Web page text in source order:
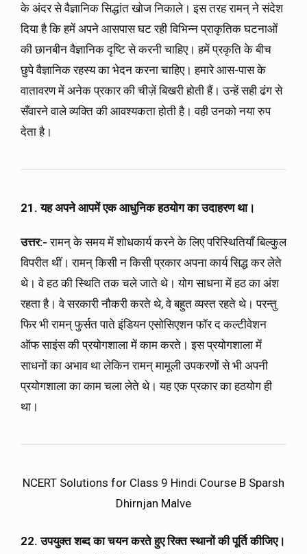
के अंदर से वैज्ञानिक सिद्धांत खोज निकाले। इस तरह रामन् ने संदेश
दिया है कि हमें अपने आसपास घट रही विभिन्न प्राकृतिक घटनाओं
की छानबीन वैज्ञानिक दृष्टि से करनी चाहिए। हमें प्रकृति के बीच
छुपे वैज्ञानिक रहस्य का भेदन करना चाहिए। हमारे आस-पास के
वातावरण में अनेक प्रकार की चीज़ें बिखरी होती हैं। उन्हें सही ढंग से
सँवारने वाले व्यक्ति की आवश्यकता होती है। वही उनको नया रुप
देता है।
21. यह अपने आपमें एक आधुनिक हठयोग का उदाहरण था।
उत्तर:-रामन् के समय में शोधकार्य करने के लिए परिस्थितियाँ बिल्कुल
विपरीत थीं। रामन् किसी न किसी प्रकार अपना कार्य सिद्ध कर लेते
थे। वे हठ की स्थिति तक चले जाते थे। योग साधना में हठ का अंश
रहता है। वे सरकारी नौकरी करते थे, वे बहुत व्यस्त रहते थे। परन्तु
फिर भी रामन् फुर्सत पाते इंडियन एसोसिएशन फॉर द कल्टीवेशन
ऑफ साइंस की प्रयोगशाला में काम करते। इस प्रयोगशाला में
साधनों का अभाव था लेकिन रामन् मामूली उपकरणों से भी अपनी
प्रयोगशाला का काम चला लेते थे। यह एक प्रकार का हठयोग ही
था।
NCERT Solutions for Class 9 Hindi Course B Sparsh
Dhirnjan Malve
22. उपयुक्त शब्द का चयन करते हुए रिक्त स्थानों की पूर्ति कीजिए।